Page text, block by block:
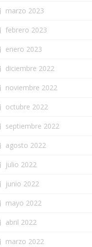
marzo 2023
febrero 2023
enero 2023
diciembre 2022
noviembre 2022
octubre 2022
septiembre 2022
agosto 2022
julio 2022
junio 2022
mayo 2022
abril 2022
marzo 2022